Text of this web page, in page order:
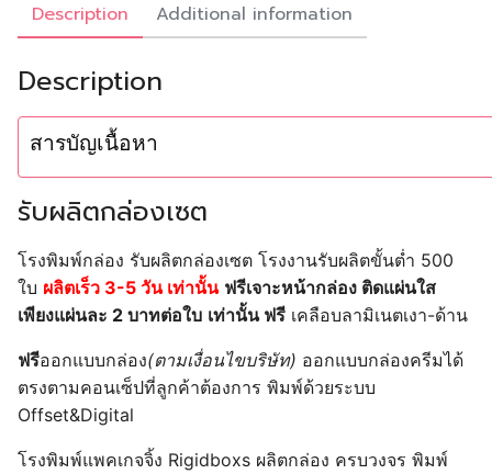
Description Additional information
Description
สารบัญเนื้อหา
รับผลิตกล่องเซต
โรงพิมพ์กล่อง รับผลิตกล่องเซต โรงงานรับผลิตขั้นต่ำ 500
ใบ ผลิตเร็ว 3-5 วัน เท่านั้น ฟรีเจาะหน้ากล่อง ติดแผ่นใส
เพียงแผ่นละ 2 บาทต่อใบ เท่านั้น ฟรี เคลือบลามิเนตเงา-ด้าน
ฟรีออกแบบกล่อง(ตามเงื่อนไขบริษัท) ออกแบบกล่องครีมได้
ตรงตามคอนเซ็ปที่ลูกค้าต้องการ พิมพ์ด้วยระบบ
Offset&Digital
โรงพิมพ์แพคเกจจิ้ง Rigidboxs ผลิตกล่อง ครบวงจร พิมพ์